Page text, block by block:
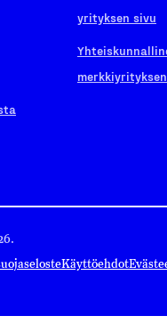
yrityksen sivu
Käyttöehdot